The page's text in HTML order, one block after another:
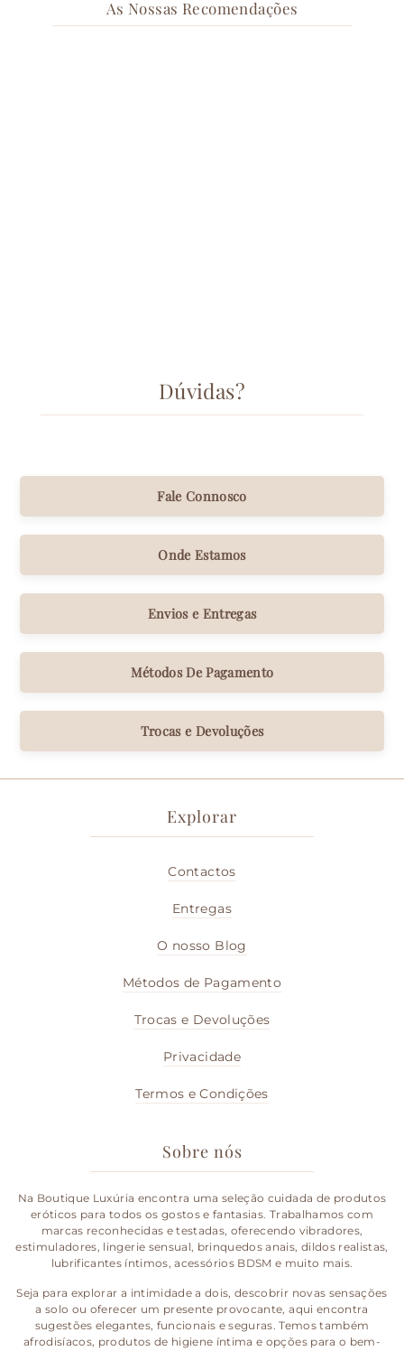
As Nossas Recomendações
Dúvidas?
Fale Connosco
Onde Estamos
Envios e Entregas
Métodos De Pagamento
Trocas e Devoluções
Explorar
Contactos
Entregas
O nosso Blog
Métodos de Pagamento
Trocas e Devoluções
Privacidade
Termos e Condições
Sobre nós
Na Boutique Luxúria encontra uma seleção cuidada de produtos
eróticos para todos os gostos e fantasias. Trabalhamos com
marcas reconhecidas e testadas, oferecendo vibradores,
estimuladores, lingerie sensual, brinquedos anais, dildos realistas,
lubrificantes íntimos, acessórios BDSM e muito mais.
Seja para explorar a intimidade a dois, descobrir novas sensações
a solo ou oferecer um presente provocante, aqui encontra
sugestões elegantes, funcionais e seguras. Temos também
afrodisíacos, produtos de higiene íntima e opções para o bem-